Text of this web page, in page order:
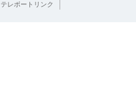
テレボートリンク